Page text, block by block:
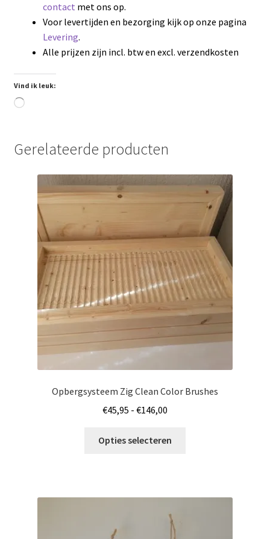
contact met ons op.
Voor levertijden en bezorging kijk op onze pagina
Levering.
Alle prijzen zijn incl. btw en excl. verzendkosten
Vind ik leuk:
Aan
Gerelateerde producten
Opbergsysteem Zig Clean Color Brushes
€45,95 - €146,00
tot
Opties selecteren